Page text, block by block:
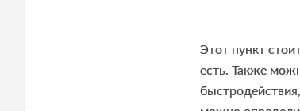
Этот пункт
есть. Также